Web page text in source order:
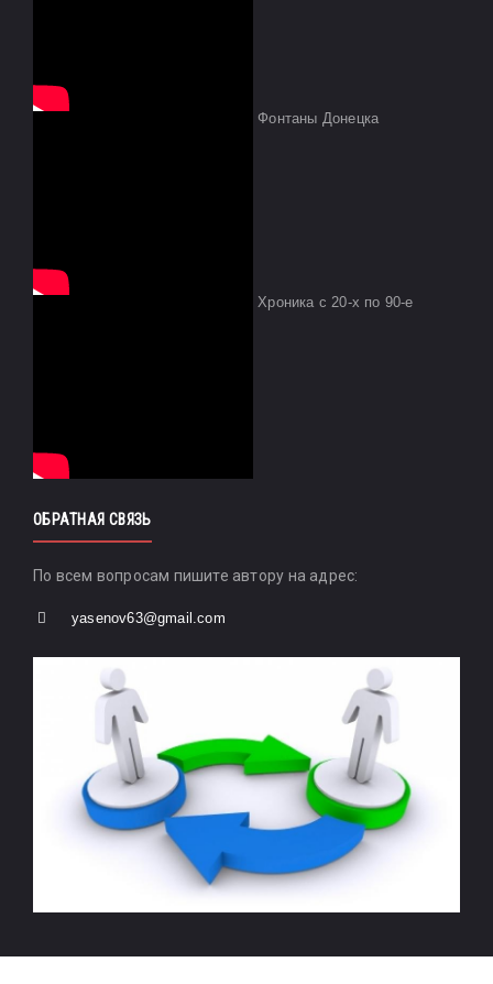
Фонтаны Донецка
Хроника с 20-х по 90-е
ОБРАТНАЯ СВЯЗЬ
По всем вопросам пишите автору на адрес:
yasenov63@gmail.com